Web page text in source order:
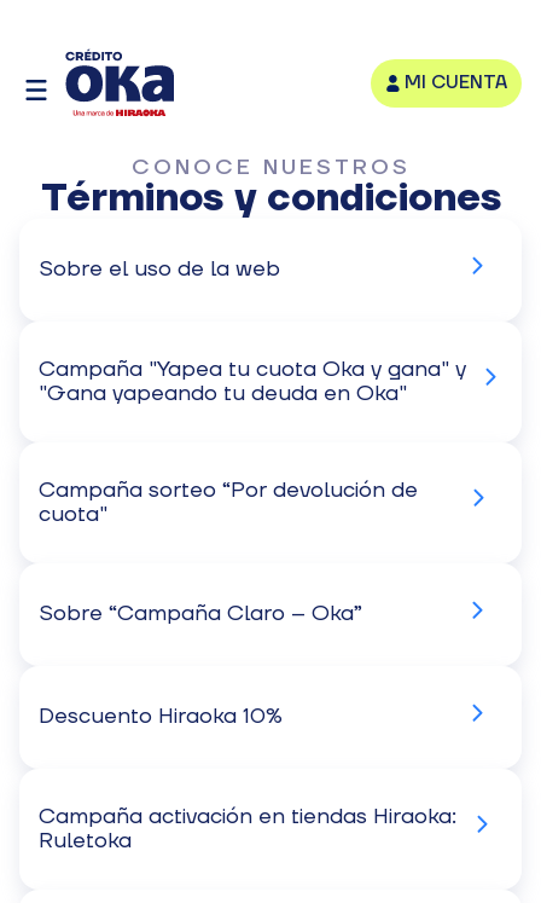
MI CUENTA
CONOCE NUESTROS
Términos y condiciones
Sobre el uso de la web
Campaña "Yapea tu cuota Oka y gana" y
"Gana yapeando tu deuda en Oka"
Campaña sorteo “Por devolución de
cuota"
Sobre “Campaña Claro – Oka”
Descuento Hiraoka 10%
Campaña activación en tiendas Hiraoka:
Ruletoka